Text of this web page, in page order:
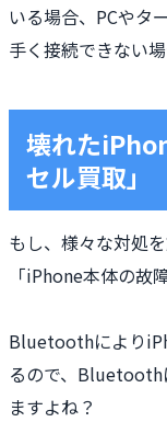
いる場合、PCやタ
手く接続できない
壊れた
セル買取」
もし、様々な対処
「iPhone本体の故
Bluetoothにより
るので、Bluetooth
ますよね？